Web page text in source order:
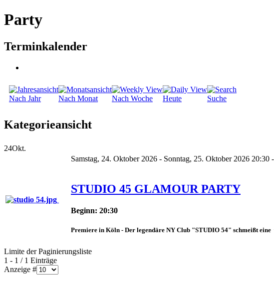
Party
Terminkalender
Nach Jahr Nach Monat Nach Woche Heute Suche
Kategorieansicht
24Okt.
Samstag, 24. Oktober 2026 - Sonntag, 25. Oktober 2026 20:30
STUDIO 45 GLAMOUR PARTY
Beginn: 20:30
Premiere in Köln - Der legendäre NY Club "STUDIO 54" schmeißt
Limite der Paginierungsliste
1 - 1 / 1 Einträge
Anzeige #